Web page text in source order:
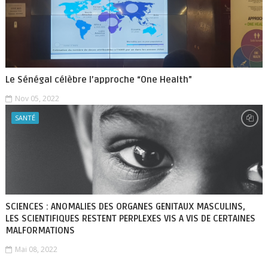
Le Sénégal célèbre l’approche “One Health”
Nov 05, 2022
SANTÉ
SCIENCES : ANOMALIES DES ORGANES GENITAUX MASCULINS,
LES SCIENTIFIQUES RESTENT PERPLEXES VIS A VIS DE CERTAINES
MALFORMATIONS
Mai 08, 2022